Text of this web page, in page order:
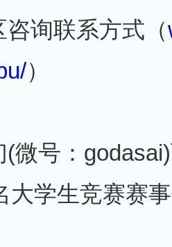
咨询联系方式（
）
(微号：
大学生竞赛赛